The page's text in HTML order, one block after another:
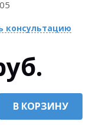
консультацию
В КОРЗИНУ